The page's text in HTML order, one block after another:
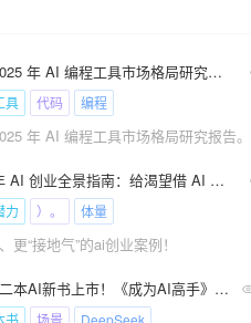
2024-2025 年 AI 编程工具市场格局研究报告
具 代码 编程
年 AI 编程工具市场格局研究报告。
2026 年 AI 创业全景指南：给渴望借 AI 逐梦的人!
力 ）。 体量
更“接地气”的ai创业案例！
老常第二本AI新书上市！《成为AI高手》系统学习掌握AI技能！